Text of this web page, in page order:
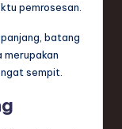
pemrosesan.
batang
merupakan
sempit.